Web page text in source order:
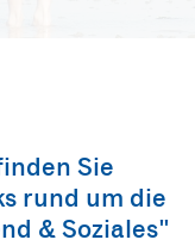
Sie
rund um die
& Soziales"